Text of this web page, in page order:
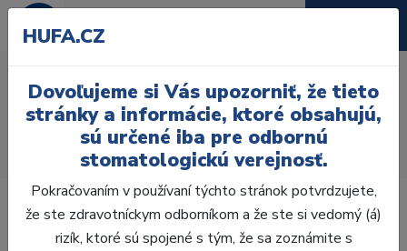
S56, D4
Zuby
AcryRock
AcryRock frontálne H 6ks S56, D4
HUFA.CZ
Dovoľujeme si Vás upozorniť, že tieto
stránky a informácie, ktoré obsahujú,
sú určené iba pre odbornú
stomatologickú verejnosť.
Pokračovaním v používaní týchto stránok potvrdzujete,
že ste zdravotníckym odborníkom a že ste si vedomý (á)
rizík, ktoré sú spojené s tým, že sa zoznámite s